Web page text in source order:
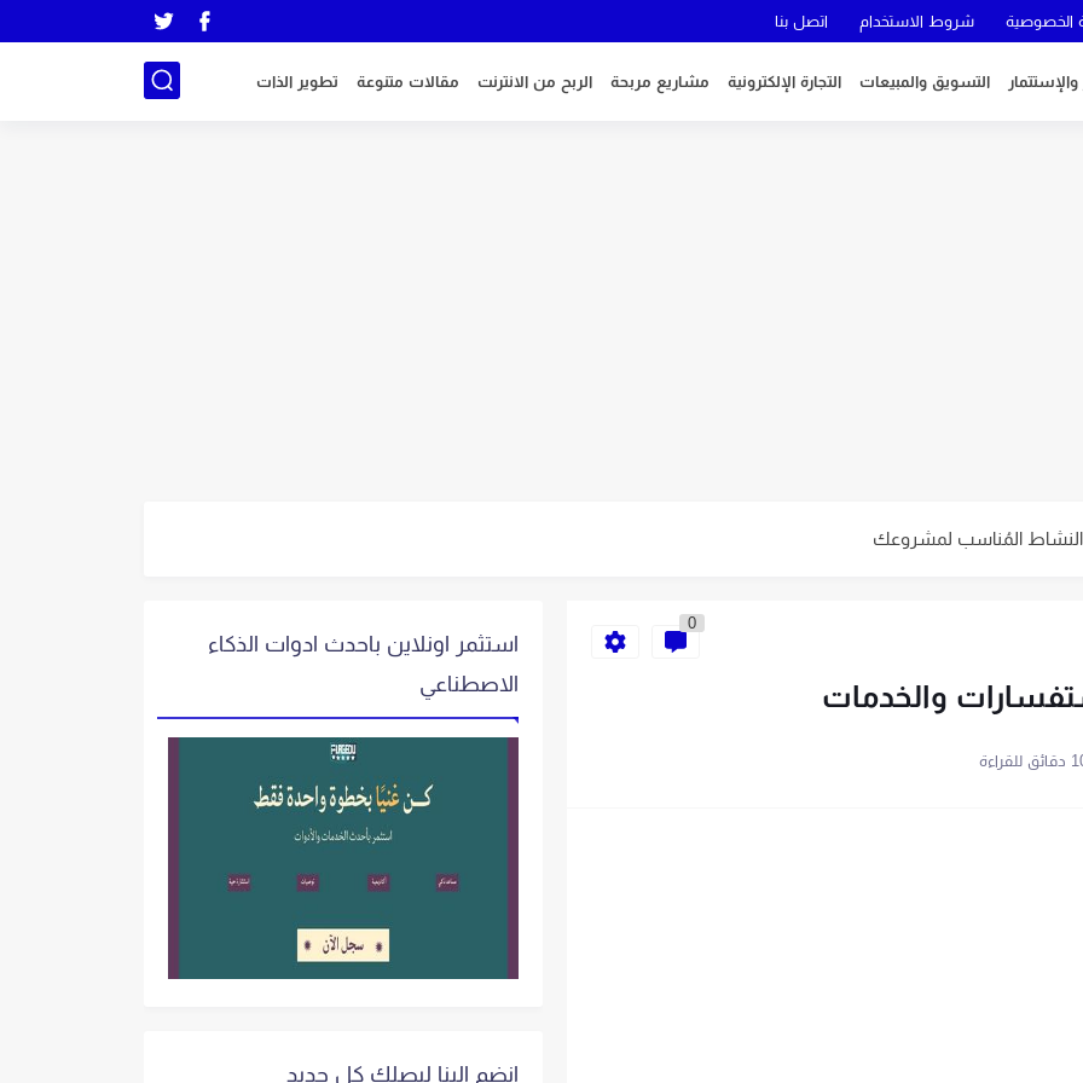
الخصوصية شروط الاستخدام اتصل بنا
والإستتمار التسويق والمبيعات التجارة الإلكترونية مشاريع مربحة الربح من الانترنت مقالات متنوعة تطوير الذات
0
والخدمات
للقراءة
استثمر اونلاين باحدث ادوات الذكاء
الاصطناعي
انضم الينا ليصلك كل جديد